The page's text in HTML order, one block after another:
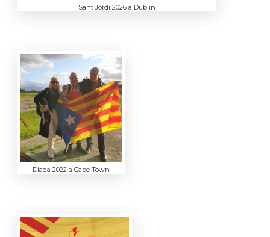
Sant Jordi 2026 a Dublin
Diada 2022 a Cape Town